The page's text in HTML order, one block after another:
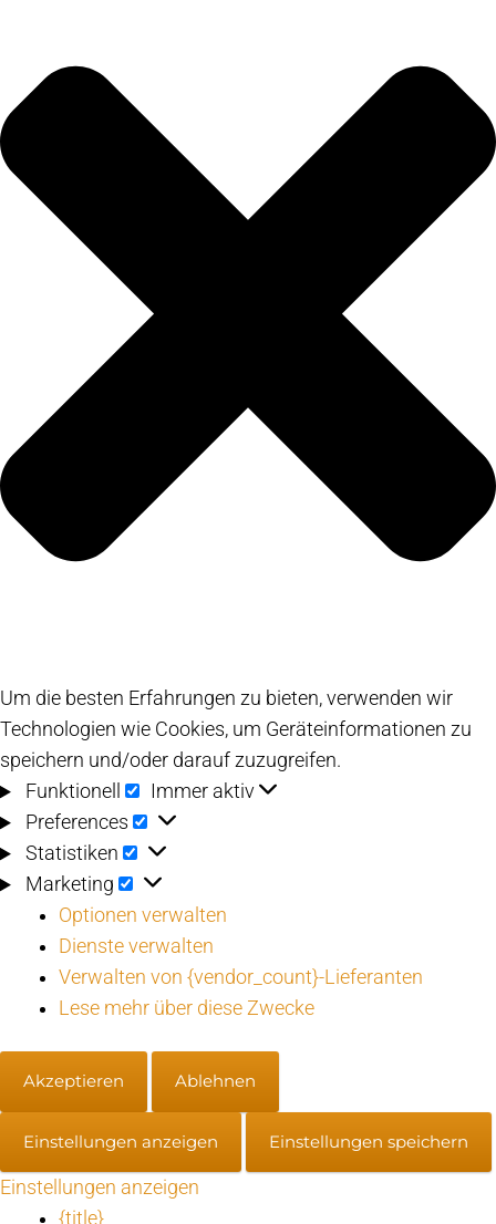
Um die besten Erfahrungen zu bieten, verwenden wir
Technologien wie Cookies, um Geräteinformationen zu
speichern und/oder darauf zuzugreifen.
Funktionell
Funktionell
Immer aktiv
Preferences
Preferences
Statistiken Statistiken
Marketing Marketing
Optionen verwalten
Dienste verwalten
Verwalten von {vendor_count}-Lieferanten
Lese mehr über diese Zwecke
Akzeptieren Ablehnen
Einstellungen anzeigen Einstellungen speichern
Einstellungen anzeigen
{title}